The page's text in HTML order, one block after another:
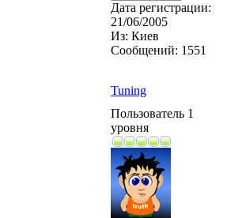
Дата регистрации:
21/06/2005
Из: Киев
Сообщений: 1551
Tuning
Пользователь 1
уровня